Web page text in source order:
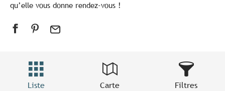
qu’elle vous donne rendez-vous !
Liste Carte Filtres